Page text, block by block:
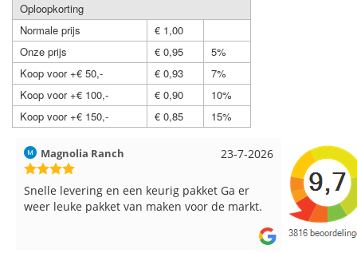
Oploopkorting
Normale prijs
€ 1,00
Onze prijs
€ 0,95
5%
Koop voor +€ 50,-
€ 0,93
7%
Koop voor +€ 100,-
€ 0,90
10%
Koop voor +€ 150,-
€ 0,85 15%
17-7-2026
Hilde uit Loyers
Reeds meerdere keren breigaren en
breinaalden besteld, altijd heel tevreden over
Loes uit
Snelle